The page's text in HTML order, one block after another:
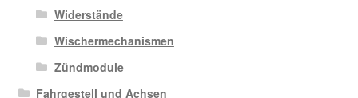
Widerstände
Wischermechanismen
Zündmodule
Fahrgestell und Achsen